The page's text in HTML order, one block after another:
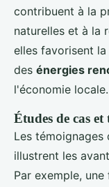
contribuent à la
naturelles et à la
elles favorisent
des énergies
l'économie locale.
Études de cas et
Les témoignages
illustrent les
Par exemple,